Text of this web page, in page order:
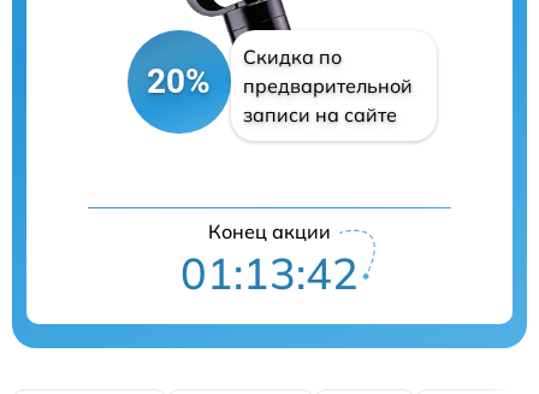
20%
Скидка по
предварительной
записи на сайте
Конец акции
01:13:42